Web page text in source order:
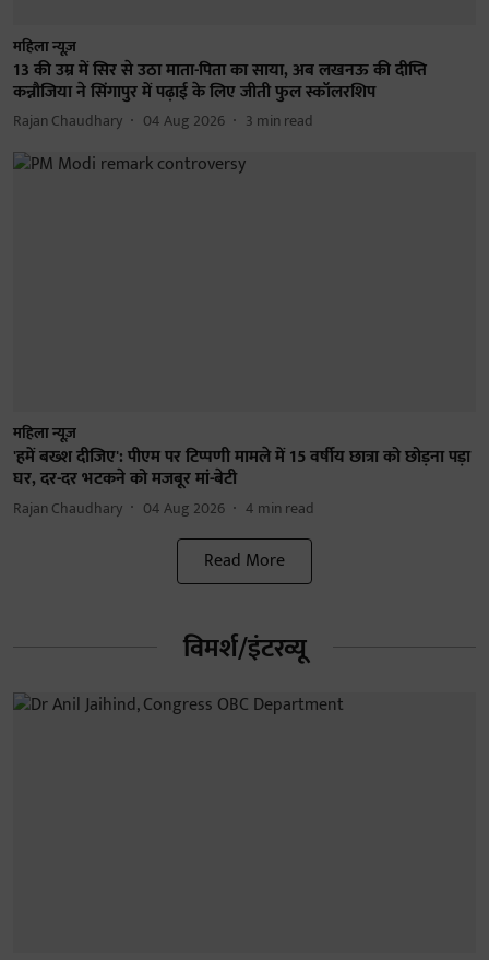
महिला न्यूज़
13 की उम्र में सिर से उठा माता-पिता का साया, अब लखनऊ की दीप्ति
कन्नौजिया ने सिंगापुर में पढ़ाई के लिए जीती फुल स्कॉलरशिप
Rajan Chaudhary 04 Aug 2026 3 min read
महिला न्यूज़
'हमें बख्श दीजिए': पीएम पर टिप्पणी मामले में 15 वर्षीय छात्रा को छोड़ना पड़ा
घर, दर-दर भटकने को मजबूर मां-बेटी
Rajan Chaudhary 04 Aug 2026 4 min read
Read More
विमर्श/इंटरव्यू